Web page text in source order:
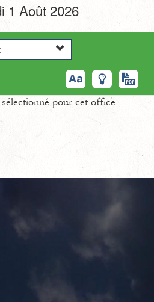
1 Août 2026
pour cet office.